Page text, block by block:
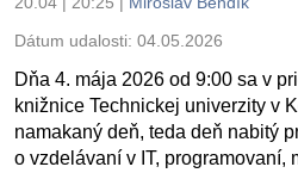
Dátum udalosti: 04.05.2026
Dňa 4. mája 2026 od 9:00 sa v
knižnice Technickej univerzity v
namakaný deň, teda deň nabitý
o vzdelávaní v IT, programovaní,